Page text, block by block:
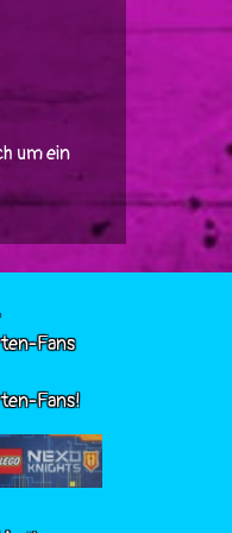
um ein
Fans
Fans!